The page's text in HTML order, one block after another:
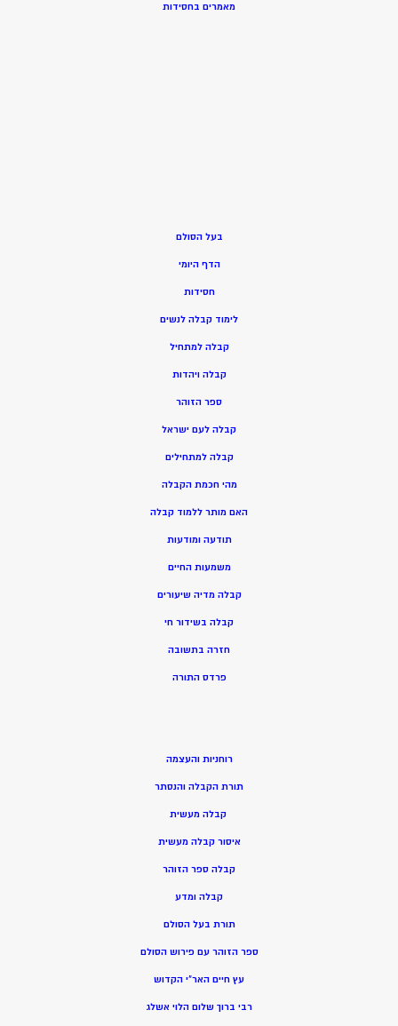
מאמרים בחסידות
בעל הסולם
הדף היומי
חסידות
לימוד קבלה לנשים
קבלה למתחיל
קבלה ויהדות
ספר הזוהר
קבלה לעם ישראל
קבלה למתחילים
מהי חכמת הקבלה
האם מותר ללמוד קבלה
תודעה ומודעות
משמעות החיים
קבלה מדיה שיעורים
קבלה בשידור חי
חזרה בתשובה
פרדס התורה
רוחניות והעצמה
תורת הקבלה והנסתר
קבלה מעשית
איסור קבלה מעשית
קבלה ספר הזוהר
קבלה ומדע
תורת בעל הסולם
ספר הזוהר עם פירוש הסולם
עץ חיים האר”י הקדוש
רבי ברוך שלום הלוי אשלג